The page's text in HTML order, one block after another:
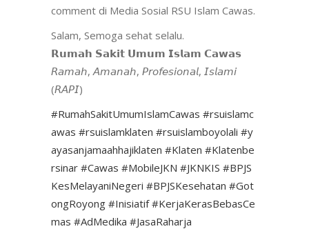
comment di Media Sosial RSU Islam Cawas.
Salam, Semoga sehat selalu.
𝗥𝘂𝗺𝗮𝗵 𝗦𝗮𝗸𝗶𝘁 𝗨𝗺𝘂𝗺 𝗜𝘀𝗹𝗮𝗺 𝗖𝗮𝘄𝗮𝘀
𝘙𝘢𝘮𝘢𝘩, 𝘈𝘮𝘢𝘯𝘢𝘩, 𝘗𝘳𝘰𝘧𝘦𝘴𝘪𝘰𝘯𝘢𝘭, 𝘐𝘴𝘭𝘢𝘮𝘪
(𝘙𝘈𝘗𝘐)
#RumahSakitUmumIslamCawas #rsuislamc
awas #rsuislamklaten #rsuislamboyolali #y
ayasanjamaahhajiklaten #Klaten #Klatenbe
rsinar #Cawas #MobileJKN #JKNKIS #BPJS
KesMelayaniNegeri #BPJSKesehatan #Got
ongRoyong #Inisiatif #KerjaKerasBebasCe
mas #AdMedika #JasaRaharja